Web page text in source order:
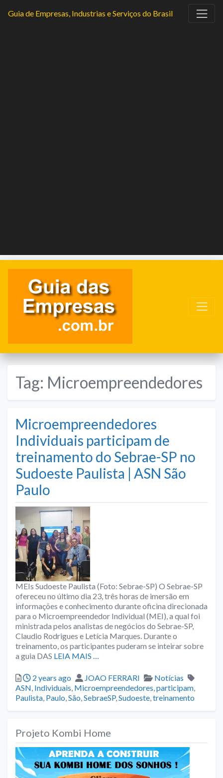
Guia de Empresas, Industrias e Serviços do Brasil
Tag: Microempreendedores
Microempreendedores
Individuais participam de
treinamento do Sebrae-SP no
Sudoeste Paulista | ASN São
Paulo
MEIs Sudoeste Paulista (Foto: Sebrae-SP) O Sebrae-SP
ofereceu no último dia 23, três horas de imersão em
informações e conhecimento durante oficina direcionada
para o Microempreendedor Individual (MEI), a qual foi
ministrada pelos analistas de negócios do Sebrae-SP,
Claudio Rodrigues e Letícia Marques. Durante o
treinamento, os participantes puderam se inteirar sobre
a guia DAS LEIA MAIS …
Posted
2 years ago Author
JOAO FERRARI Categories
Notícias
Tags
ASN, Individuais, Microempreendedores,participam,
Paulista, Paulo,São,SebraeSP,Sudoeste,treinamento
Projeto Kombi Home